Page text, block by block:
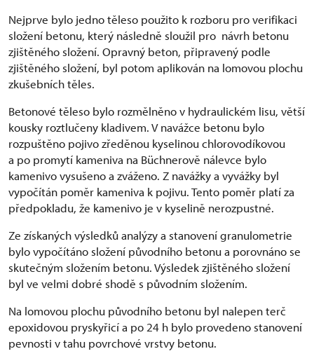
Nejprve bylo jedno těleso použito k rozboru pro verifikaci
složení betonu, který následně sloužil pro návrh betonu
zjištěného složení. Opravný beton, připravený podle
zjištěného složení, byl potom aplikován na lomovou plochu
zkušebních těles.
Betonové těleso bylo rozmělněno v hydraulickém lisu, větší
kousky roztlučeny kladivem. V navážce betonu bylo
rozpuštěno pojivo zředěnou kyselinou chlorovodíkovou
a po promytí kameniva na Büchnerově nálevce bylo
kamenivo vysušeno a zváženo. Z navážky a vyvážky byl
vypočítán poměr kameniva k pojivu. Tento poměr platí za
předpokladu, že kamenivo je v kyselině nerozpustné.
Ze získaných výsledků analýzy a stanovení granulometrie
bylo vypočítáno složení původního betonu a porovnáno se
skutečným složením betonu. Výsledek zjištěného složení
byl ve velmi dobré shodě s původním složením.
Na lomovou plochu původního betonu byl nalepen terč
epoxidovou pryskyřicí a po 24 h bylo provedeno stanovení
pevnosti v tahu povrchové vrstvy betonu.